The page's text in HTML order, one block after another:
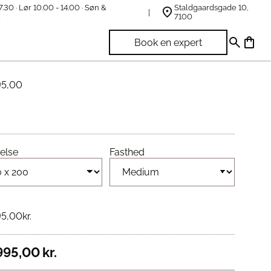
· Lør 10.00 - 14.00 · Søn &
Staldgaardsgade 10,
7100
Book en expert
Elysium Madras
Fasthed
kr.
kr.